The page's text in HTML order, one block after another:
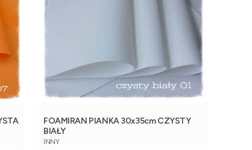
FOAMIRAN PIANKA 30x35cm CZYSTY
BIAŁY
PRODUCENT
INNY